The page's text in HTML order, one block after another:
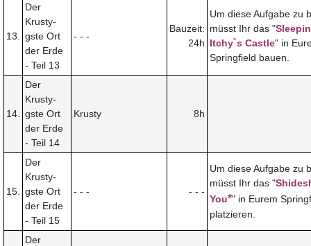
13.
Der
Krusty-
gste Ort
der Erde
- Teil 13
- - -
Bauzeit:
24h
Um diese Aufgabe zu
müsst Ihr das "
Itchy`s Castle" in
Springfield bauen.
14.
Der
Krusty-
gste Ort
der Erde
- Teil 14
Krusty 8h
15.
Der
Krusty-
gste Ort
der Erde
- Teil 15
- - - - - -
Um diese Aufgabe zu
müsst Ihr das "
You*" in Eurem
platzieren.
Der